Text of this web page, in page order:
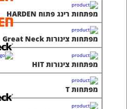
מפתחות רינג פתוח HARDEN
מפתחות צינורות Great Neck
מפתחות צינורות HIT
מפתחות T